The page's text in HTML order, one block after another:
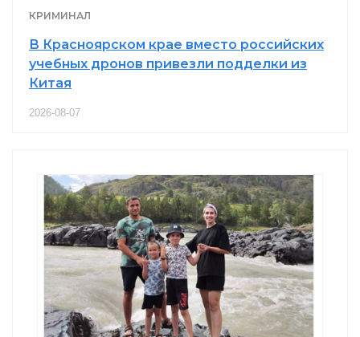
КРИМИНАЛ
В Красноярском крае вместо российских
учебных дронов привезли подделки из
Китая
2026-08-07